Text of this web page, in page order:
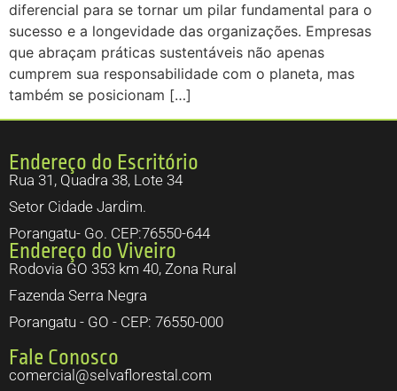
diferencial para se tornar um pilar fundamental para o
sucesso e a longevidade das organizações. Empresas
que abraçam práticas sustentáveis não apenas
cumprem sua responsabilidade com o planeta, mas
também se posicionam […]
Endereço do Escritório
Rua 31, Quadra 38, Lote 34
Setor Cidade Jardim.
Porangatu- Go. CEP:76550-644
Endereço do Viveiro
Rodovia GO 353 km 40, Zona Rural
Fazenda Serra Negra
Porangatu - GO - CEP: 76550-000
Fale Conosco
comercial@selvaflorestal.com